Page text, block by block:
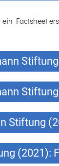
Factsheet
Stiftung
(2021):